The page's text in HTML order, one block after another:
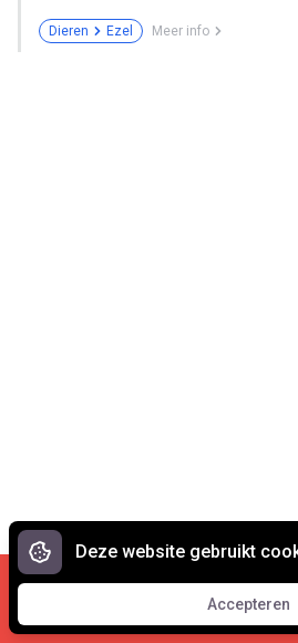
Dieren Ezel Meer info
Cookies en privacy •
© 2007 - 2026Accepteren